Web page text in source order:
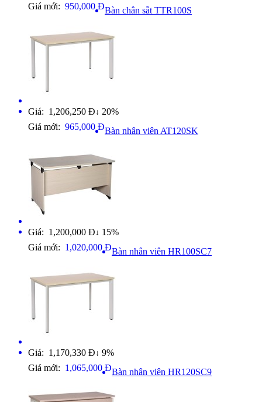
Giá mới: 950,000 ĐBàn chân sắt TTR100S
Giá: 1,206,250 Đ ↓ 20%
Giá mới: 965,000 ĐBàn nhân viên AT120SK
Giá: 1,200,000 Đ ↓ 15%
Giá mới: 1,020,000 ĐBàn nhân viên HR100SC7
Giá: 1,170,330 Đ ↓ 9%
Giá mới: 1,065,000 ĐBàn nhân viên HR120SC9